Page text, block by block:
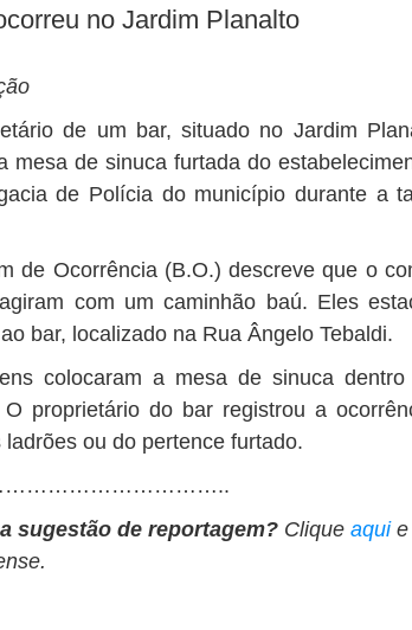
no Jardim Planalto
de um bar, situado no Jardim
mesa de sinuca furtada do
de Polícia do município durante a
de Ocorrência (B.O.) descreve que o
com um caminhão baú. Eles
bar, localizado na Rua Ângelo Tebaldi.
colocaram a mesa de sinuca
O proprietário do bar registrou a
ladrões ou do pertence furtado.
sugestão de reportagem? Clique aqui